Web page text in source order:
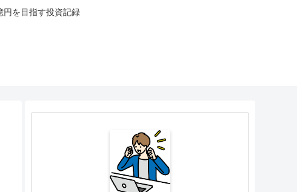
円を目指す投資記録